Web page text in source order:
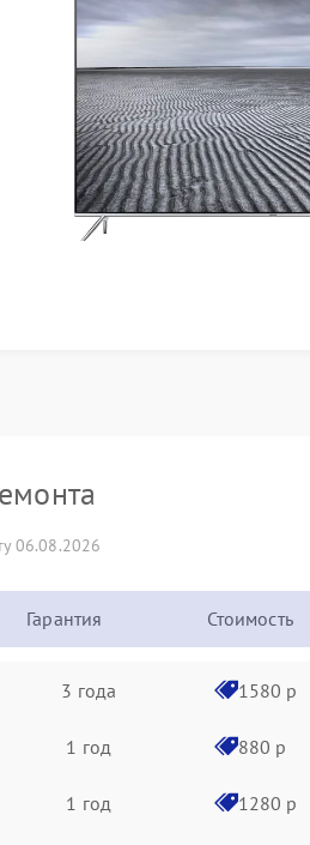
06.08.2026
Гарантия Стоимость
3 года 1580 р
1 год 880 р
1 год 1280 р